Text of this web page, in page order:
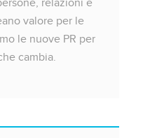
relazioni e
valore per le
le nuove PR per
cambia.